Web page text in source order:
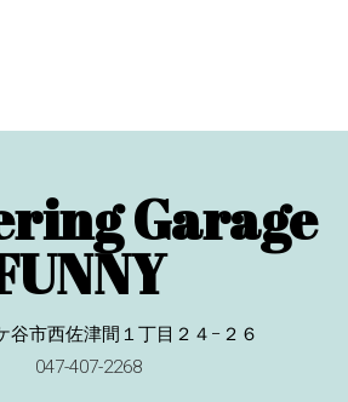
Garage
谷市西佐津間１丁目２４−２６
047-407-2268